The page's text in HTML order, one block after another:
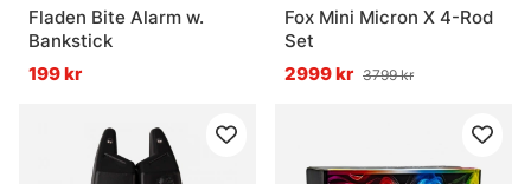
Fladen Bite Alarm w.
Bankstick
199 kr
Fox Mini Micron X 4-Rod
Set
2999 kr 3799 kr